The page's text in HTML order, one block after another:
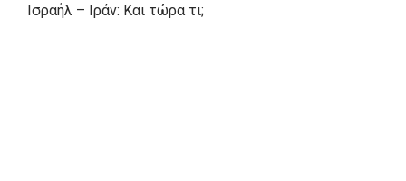
Ισραήλ – Ιράν: Και τώρα τι;